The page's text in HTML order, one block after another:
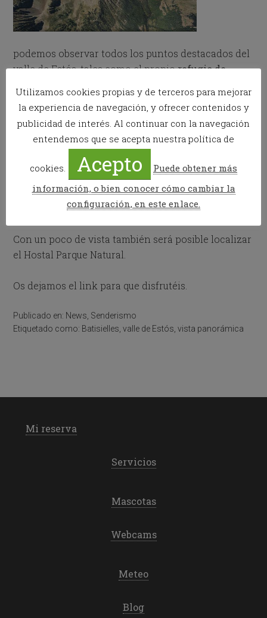
podemos observar todos los puntos destacados del
valle de Estós, tales como el propiorefugio de
excursiones más populares entre nuestros
visitantes,los ibones de Batisielles.También es
posible ver tresmiles como elPerdiguero o Posets.
Mirando hacia la otra parte del valle de Benasque
nos encontramos con elvalle de Ballibiernay
también unas excelentes vistas de laestación de
esquí de Cerler.
Con un poco de vista también será posible localizar
el Hostal Parque Natural.
Os dejamos el link para que disfrutéis.
Publicado en: News Senderismo
Etiquetado como: Batisielles ,valle de Estós ,vista panorámica
Mi reserva
Servicios
Mascotas
Webcams
Meteo
Blog
Utilizamos cookies propias y de terceros para mejorar
la experiencia de navegación, y ofrecer contenidos y
publicidad de interés. Al continuar con la navegación
entendemos que se acepta nuestra política de
cookies. Acepto
Puede obtener más
información, o bien conocer cómo cambiar la
configuración, en este enlace.